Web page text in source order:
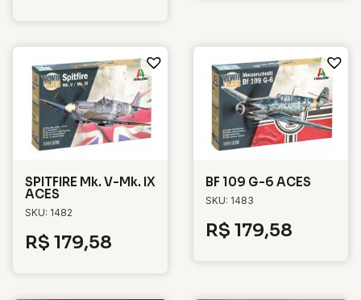
SPITFIRE Mk. V-Mk. IX
ACES
SKU: 1482
R$ 179,58
BF 109 G-6 ACES
SKU: 1483
R$ 179,58